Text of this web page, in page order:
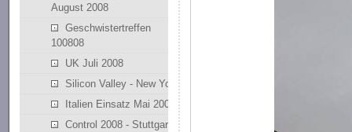
August 2008
Geschwistertreffen
100808
UK Juli 2008
Silicon Valley - New York
Italien Einsatz Mai 2008
Control 2008 - Stuttgart